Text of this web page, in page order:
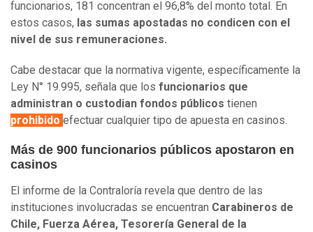
funcionarios, 181 concentran el 96,8% del monto total. En
estos casos, las sumas apostadas no condicen con el
nivel de sus remuneraciones.
Cabe destacar que la normativa vigente, específicamente la
Ley N° 19.995, señala que los funcionarios que
administran o custodian fondos públicos tienen
prohibido efectuar cualquier tipo de apuesta en casinos.
Más de 900 funcionarios públicos apostaron en
casinos
El informe de la Contraloría revela que dentro de las
instituciones involucradas se encuentran Carabineros de
Chile, Fuerza Aérea, Tesorería General de la